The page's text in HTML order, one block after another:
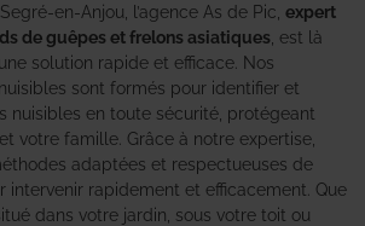
en-Anjou, l’agence As de Pic, expert
de guêpes et frelons asiatiques , est là
solution rapide et efficace. Nos
sont formés pour identifier et
nuisibles en toute sécurité, protégeant
votre famille. Grâce à notre expertise,
adaptées et respectueuses de
intervenir rapidement et efficacement. Que
dans votre jardin, sous votre toit ou